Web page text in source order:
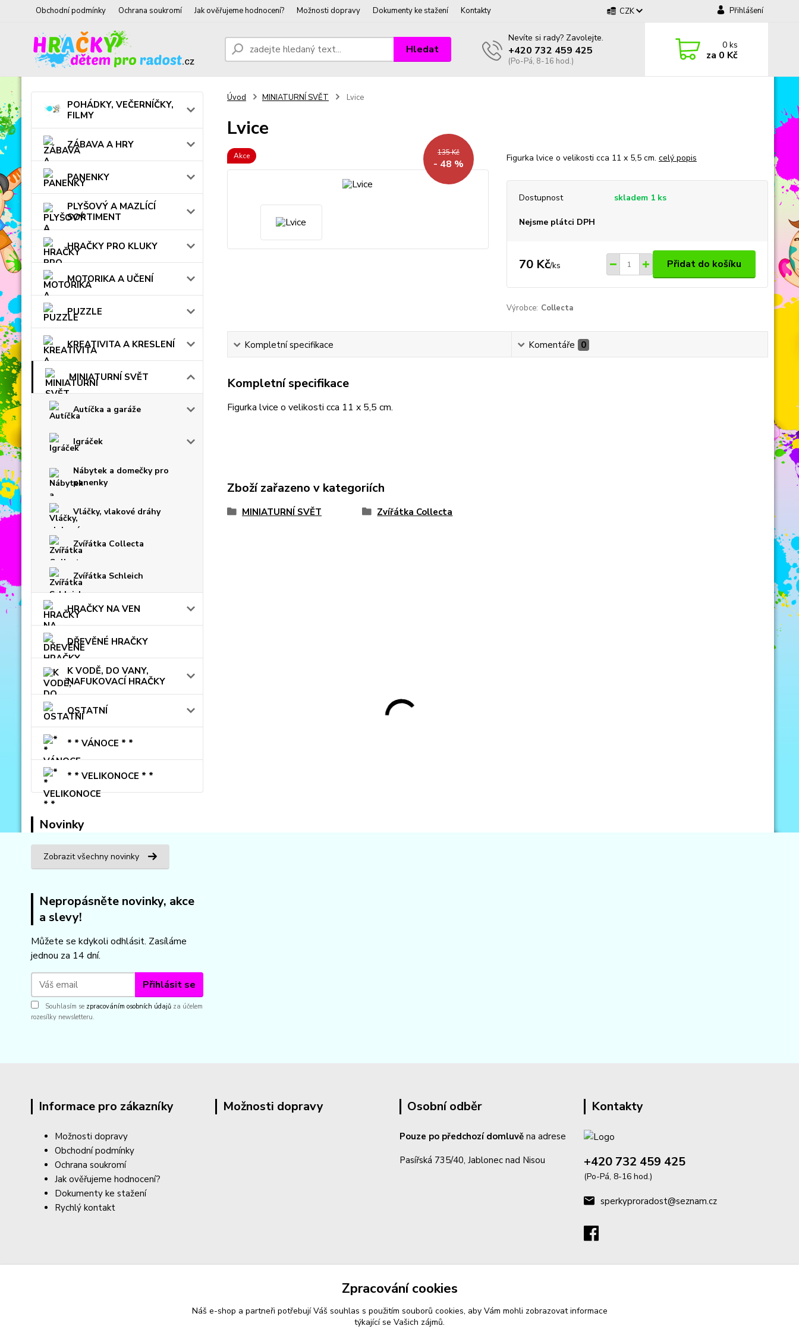
Obchodní podmínky Ochrana soukromí Jak ověřujeme hodnocení? Možnosti dopravy Dokumenty ke stažení Kontakty CZK Přihlášení
Hledat
Nevíte si rady? Zavolejte.
+420 732 459 425
(Po-Pá, 8-16 hod.)
0ks
za 0 Kč
POHÁDKY, VEČERNÍČKY,
FILMY
ZÁBAVA A HRY
PANENKY
PLYŠOVÝ A MAZLÍCÍ
SORTIMENT
HRAČKY PRO KLUKY
MOTORIKA A UČENÍ
PUZZLE
KREATIVITA A KRESLENÍ
MINIATURNÍ SVĚT
Autíčka a garáže
Igráček
Nábytek a domečky pro
panenky
Vláčky, vlakové dráhy
Zvířátka Collecta
Zvířátka Schleich
HRAČKY NA VEN
DŘEVĚNÉ HRAČKY
K VODĚ, DO VANY,
NAFUKOVACÍ HRAČKY
OSTATNÍ
* * VÁNOCE * *
* * VELIKONOCE * *
Novinky
Zobrazit všechny novinky
Nepropásněte novinky, akce
a slevy!
Můžete se kdykoli odhlásit. Zasíláme
jednou za 14 dní.
Přihlásit se
Souhlasím se zpracováním osobních údajů za účelem
rozesílky newsletteru.
Úvod MINIATURNÍ SVĚT Lvice
Lvice
Akce 135 Kč
- 48 % Figurka lvice o velikosti cca 11 x 5,5 cm. celý popis
Dostupnost skladem 1 ks
Nejsme plátci DPH
70 Kč/ks Přidat do košíku
Výrobce: Collecta
Kompletní specifikace Komentáře 0
Kompletní specifikace
Figurka lvice o velikosti cca 11 x 5,5 cm.
Zboží zařazeno v kategoriích
MINIATURNÍ SVĚT Zvířátka Collecta
Informace pro zákazníky
Možnosti dopravy
Obchodní podmínky
Ochrana soukromí
Jak ověřujeme hodnocení?
Dokumenty ke stažení
Rychlý kontakt
Možnosti dopravy Osobní odběr
Pouze po předchozí domluvě na adrese
Pasířská 735/40, Jablonec nad Nisou
Kontakty
+420 732 459 425
(Po-Pá, 8-16 hod.)
sperkyproradost@seznam.cz
Zpracování cookies
Náš e-shop a partneři potřebují Váš souhlas s použitím souborů cookies, aby Vám mohli zobrazovat informace
týkající se Vašich zájmů.